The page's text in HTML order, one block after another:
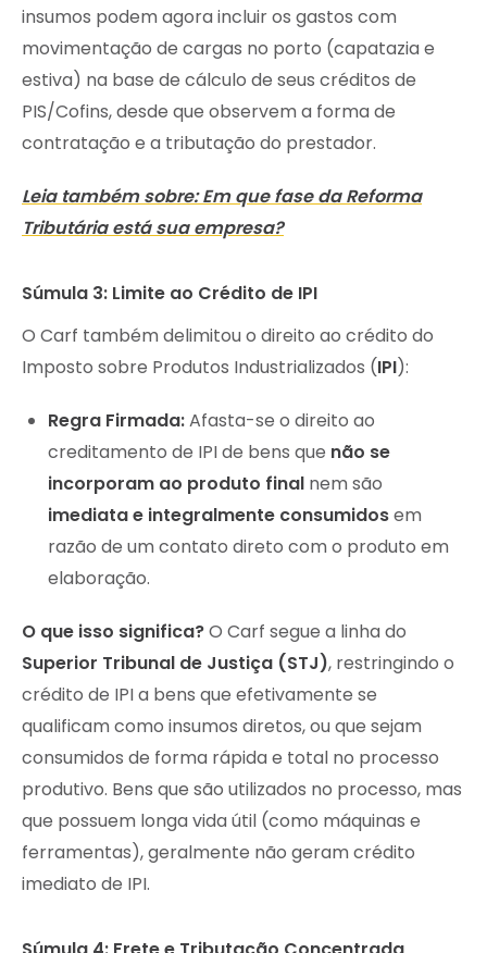
insumos podem agora incluir os gastos com
movimentação de cargas no porto (capatazia e
estiva) na base de cálculo de seus créditos de
PIS/Cofins, desde que observem a forma de
contratação e a tributação do prestador.
Leia também sobre: Em que fase da Reforma
Tributária está sua empresa?
Súmula 3: Limite ao Crédito de IPI
O Carf também delimitou o direito ao crédito do
Imposto sobre Produtos Industrializados (IPI):
Regra Firmada:Afasta-se o direito ao
creditamento de IPI de bens que não se
incorporam ao produto final nem são
imediata e integralmente consumidosem
razão de um contato direto com o produto em
elaboração.
O que isso significa?O Carf segue a linha do
Superior Tribunal de Justiça (STJ), restringindo o
crédito de IPI a bens que efetivamente se
qualificam como insumos diretos, ou que sejam
consumidos de forma rápida e total no processo
produtivo. Bens que são utilizados no processo, mas
que possuem longa vida útil (como máquinas e
ferramentas), geralmente não geram crédito
imediato de IPI.